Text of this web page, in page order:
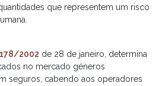
que representem um risco
2002 de 28 de janeiro, determina
no mercado géneros
seguros, cabendo aos operadores